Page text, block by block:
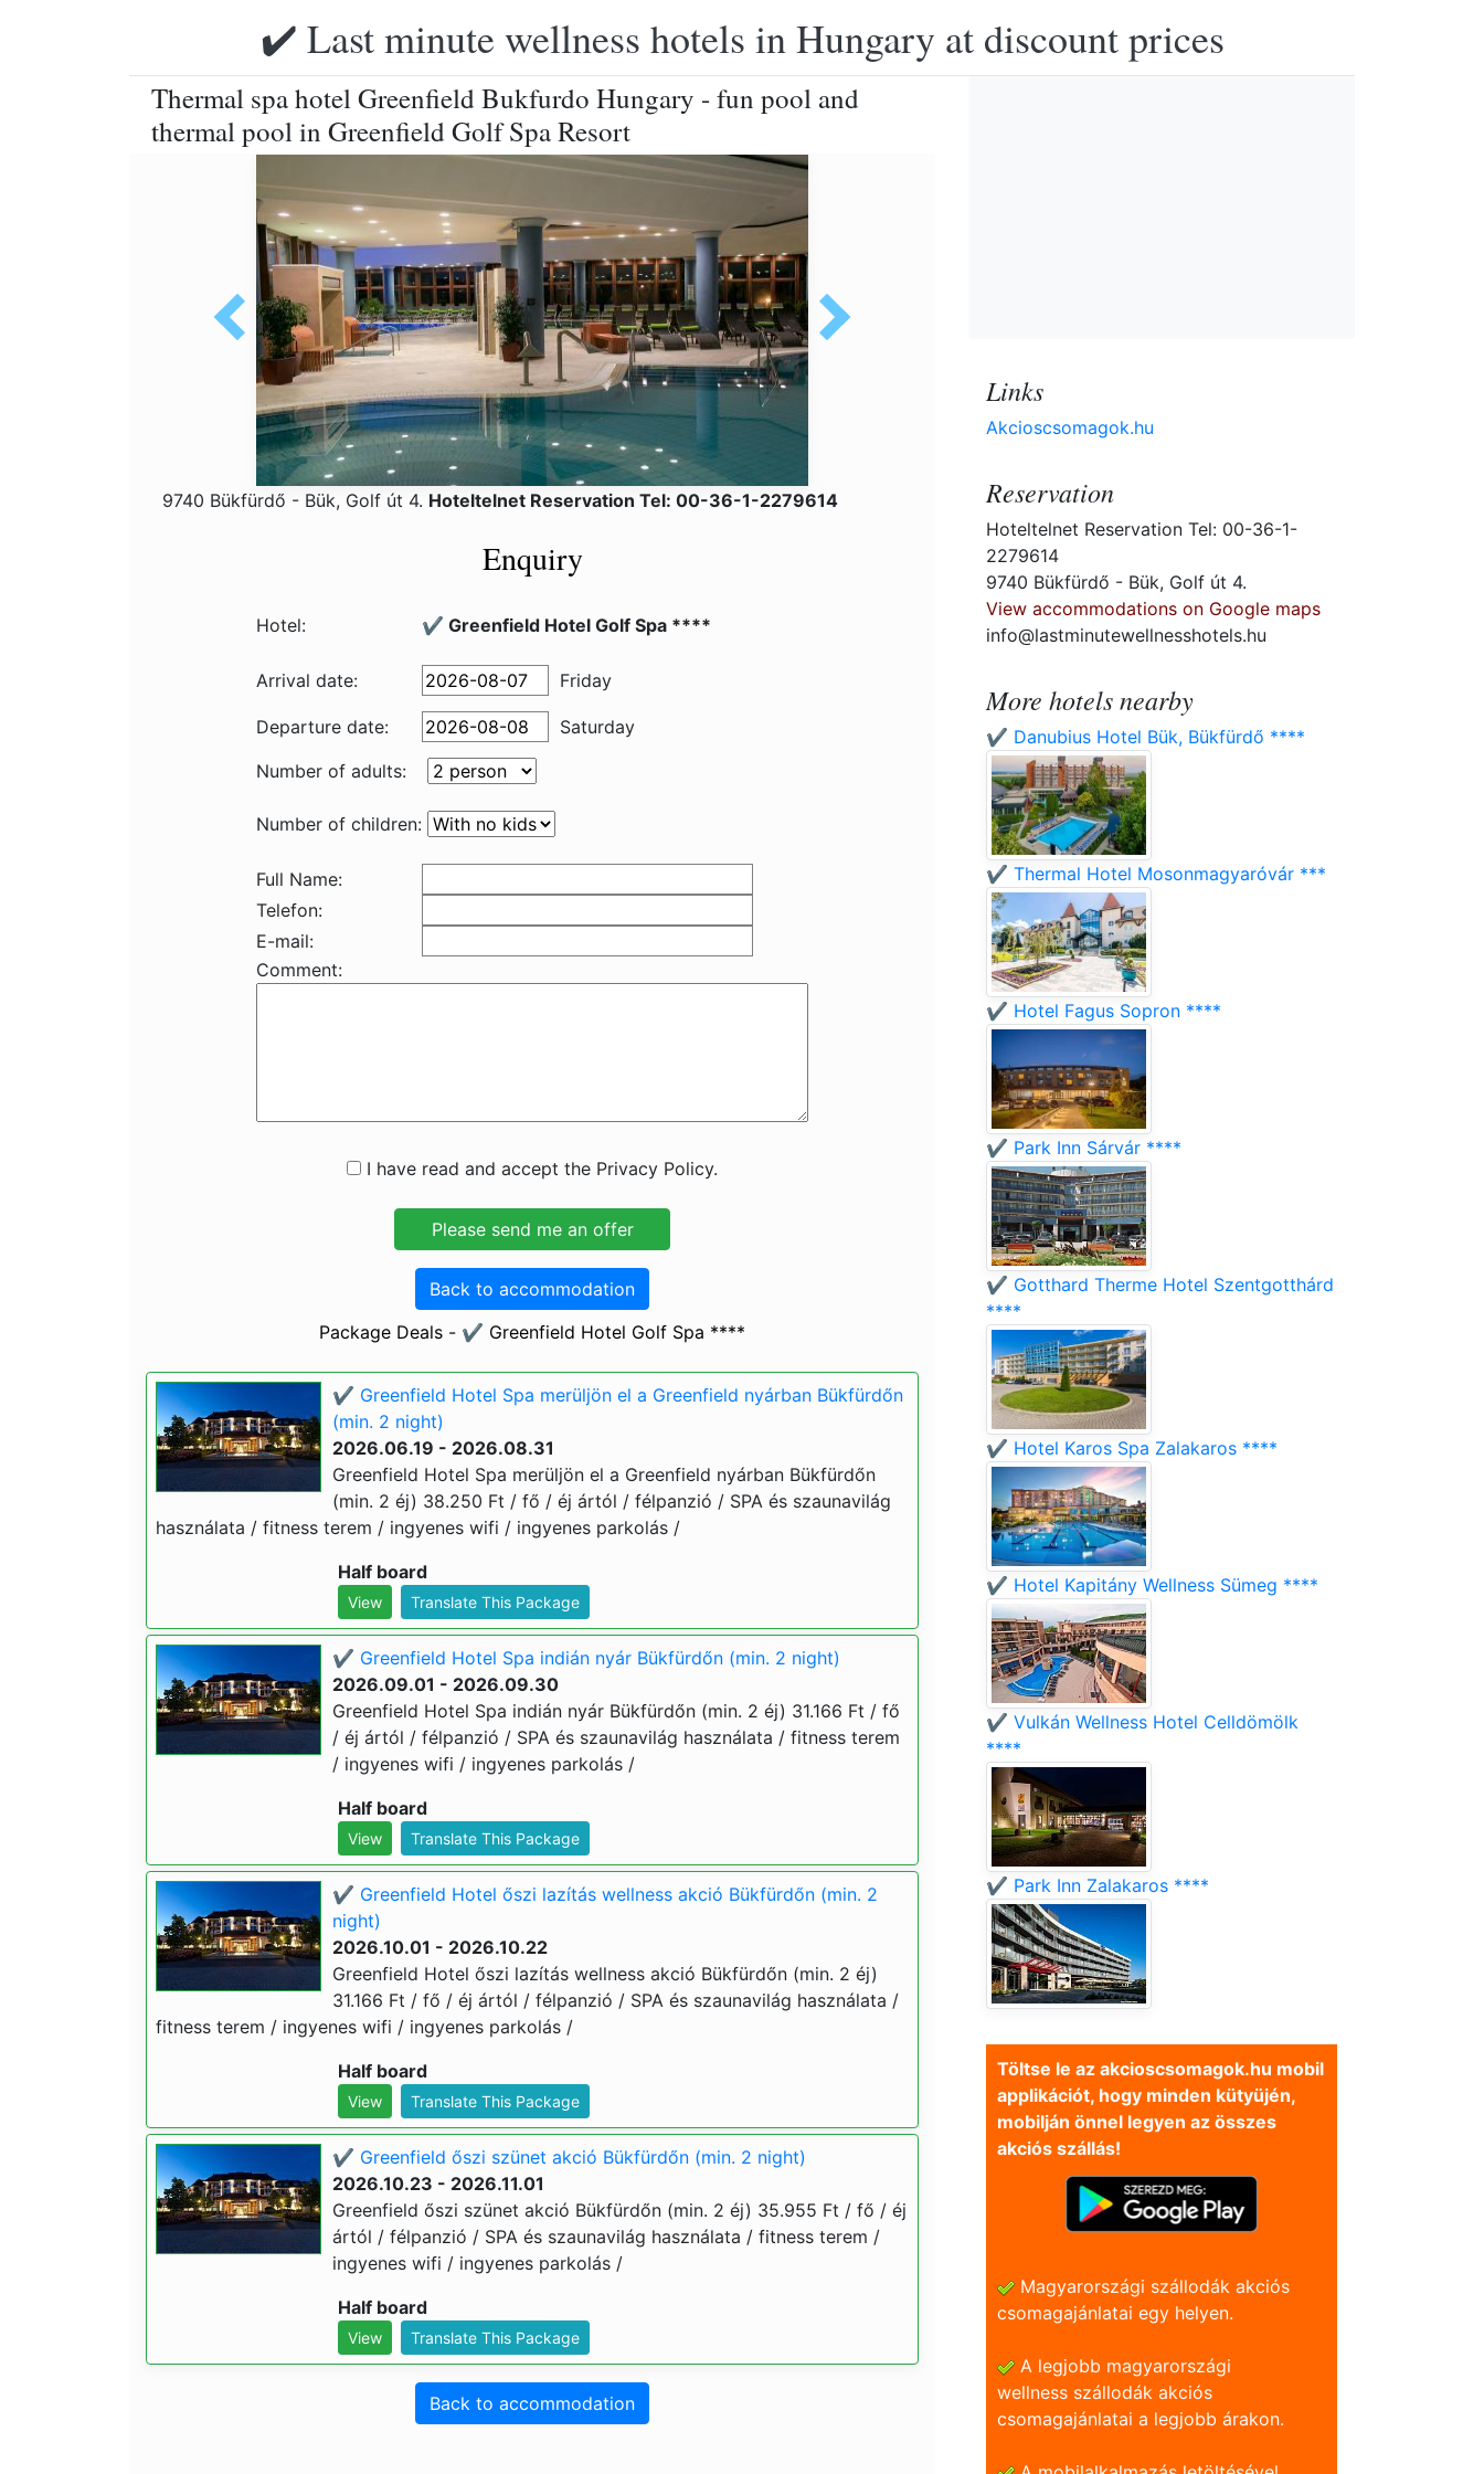
✔️ Last minute wellness hotels in Hungary at discount prices
Thermal spa hotel Greenfield Bukfurdo Hungary - fun pool and
thermal pool in Greenfield Golf Spa Resort
9740 Bükfürdő - Bük, Golf út 4. Hoteltelnet Reservation Tel: 00-36-1-2279614
Enquiry
Hotel: ✔️ Greenfield Hotel Golf Spa ****
Arrival date: Friday
Departure date:
Saturday
Number of adults:
Number of children:
Full Name:
Telefon:
E-mail:
Comment:
I have read and accept the Privacy Policy.
Back to accommodation
Package Deals - ✔️ Greenfield Hotel Golf Spa ****
✔️ Greenfield Hotel Spa merüljön el a Greenfield nyárban Bükfürdőn
(min. 2 night)
2026.06.19 - 2026.08.31
Greenfield Hotel Spa merüljön el a Greenfield nyárban Bükfürdőn
(min. 2 éj) 38.250 Ft / fő / éj ártól / félpanzió / SPA és szaunavilág
használata / fitness terem / ingyenes wifi / ingyenes parkolás /
Half board
View Translate This Package
✔️ Greenfield Hotel Spa indián nyár Bükfürdőn (min. 2 night)
2026.09.01 - 2026.09.30
Greenfield Hotel Spa indián nyár Bükfürdőn (min. 2 éj) 31.166 Ft / fő
/ éj ártól / félpanzió / SPA és szaunavilág használata / fitness terem
/ ingyenes wifi / ingyenes parkolás /
Half board
View Translate This Package
✔️ Greenfield Hotel őszi lazítás wellness akció Bükfürdőn (min. 2
night)
2026.10.01 - 2026.10.22
Greenfield Hotel őszi lazítás wellness akció Bükfürdőn (min. 2 éj)
31.166 Ft / fő / éj ártól / félpanzió / SPA és szaunavilág használata /
fitness terem / ingyenes wifi / ingyenes parkolás /
Half board
View Translate This Package
✔️ Greenfield őszi szünet akció Bükfürdőn (min. 2 night)
2026.10.23 - 2026.11.01
Greenfield őszi szünet akció Bükfürdőn (min. 2 éj) 35.955 Ft / fő / éj
ártól / félpanzió / SPA és szaunavilág használata / fitness terem /
ingyenes wifi / ingyenes parkolás /
Half board
View Translate This Package
Back to accommodation
Links
Akcioscsomagok.hu
Reservation
Hoteltelnet Reservation Tel: 00-36-1-
2279614
9740 Bükfürdő - Bük, Golf út 4.
View accommodations on Google maps
info@lastminutewellnesshotels.hu
More hotels nearby
✔️ Danubius Hotel Bük, Bükfürdő ****
✔️ Thermal Hotel Mosonmagyaróvár ***
✔️ Hotel Fagus Sopron ****
✔️ Park Inn Sárvár ****
✔️ Gotthard Therme Hotel Szentgotthárd
****
✔️ Hotel Karos Spa Zalakaros ****
✔️ Hotel Kapitány Wellness Sümeg ****
✔️ Vulkán Wellness Hotel Celldömölk
****
✔️ Park Inn Zalakaros ****
Töltse le az akcioscsomagok.hu mobil
applikációt, hogy minden kütyüjén,
mobilján önnel legyen az összes
akciós szállás!
Magyarországi szállodák akciós
csomagajánlatai egy helyen.
A legjobb magyarországi
wellness szállodák akciós
csomagajánlatai a legjobb árakon.